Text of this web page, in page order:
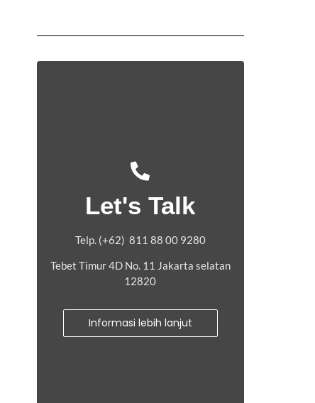
Let's Talk
Telp. (+62) 811 88 00 9280
Tebet Timur 4D No. 11 Jakarta selatan
12820
Informasi lebih lanjut